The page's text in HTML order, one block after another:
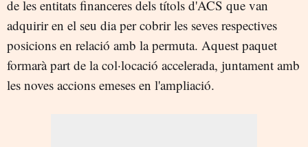
de les entitats financeres dels títols d'ACS que van
adquirir en el seu dia per cobrir les seves respectives
posicions en relació amb la permuta. Aquest paquet
formarà part de la col·locació accelerada, juntament amb
les noves accions emeses en l'ampliació.